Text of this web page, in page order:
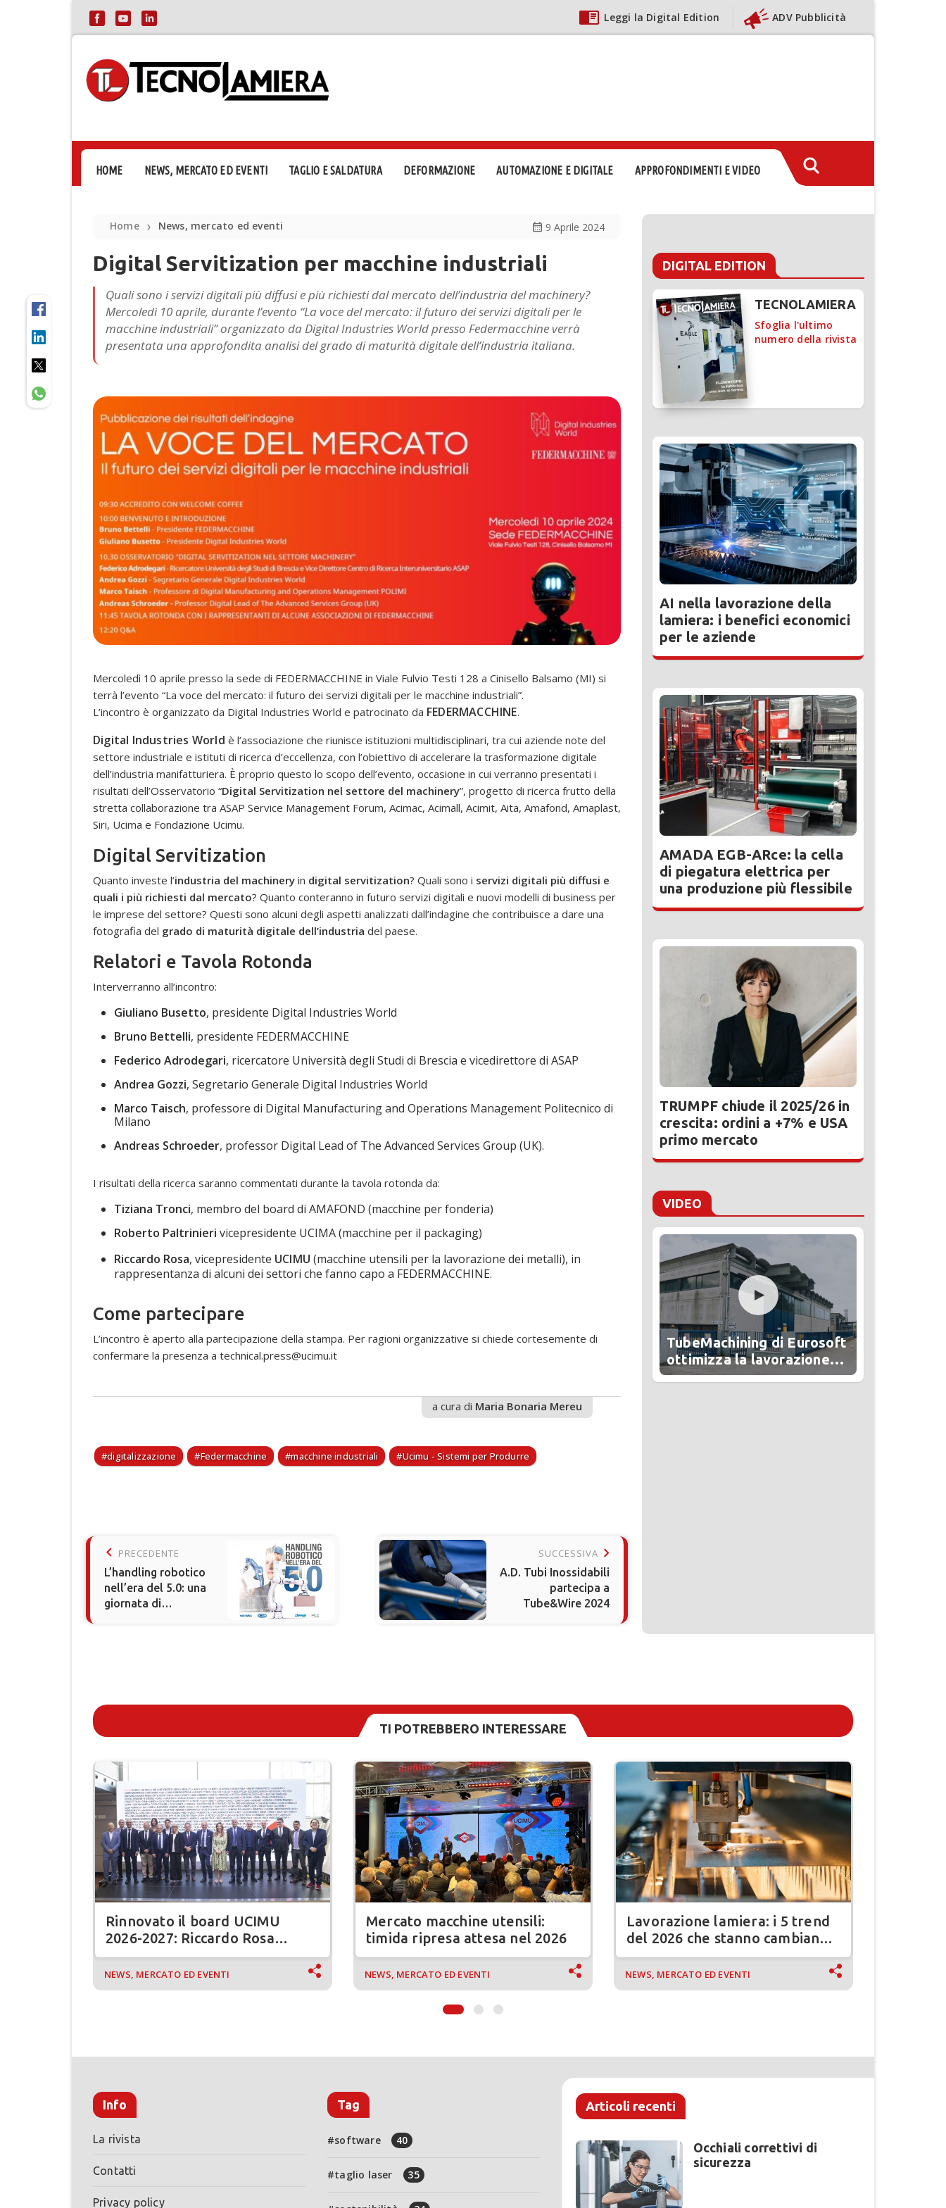
Leggi la Digital Edition ADV Pubblicità
HOME NEWS, MERCATO ED EVENTI TAGLIO E SALDATURA DEFORMAZIONE AUTOMAZIONE E DIGITALE APPROFONDIMENTI E VIDEO
Home ❯ News, mercato ed eventi calendar_month 9 Aprile 2024
Digital Servitization per macchine industriali
Quali sono i servizi digitali più diffusi e più richiesti dal mercato dell’industria del machinery?
Mercoledì 10 aprile, durante l’evento “La voce del mercato: il futuro dei servizi digitali per le
macchine industriali” organizzato da Digital Industries World presso Federmacchine verrà
presentata una approfondita analisi del grado di maturità digitale dell’industria italiana.
Mercoledì 10 aprile presso la sede di FEDERMACCHINE in Viale Fulvio Testi 128 a Cinisello Balsamo (MI) si
terrà l’evento “La voce del mercato: il futuro dei servizi digitali per le macchine industriali”.
L’incontro è organizzato da Digital Industries World e patrocinato da FEDERMACCHINE.
Digital Industries World è l’associazione che riunisce istituzioni multidisciplinari, tra cui aziende note del
settore industriale e istituti di ricerca d’eccellenza, con l’obiettivo di accelerare la trasformazione digitale
dell’industria manifatturiera. È proprio questo lo scopo dell’evento, occasione in cui verranno presentati i
risultati dell’Osservatorio “Digital Servitization nel settore del machinery”, progetto di ricerca frutto della
stretta collaborazione tra ASAP Service Management Forum, Acimac, Acimall, Acimit, Aita, Amafond, Amaplast,
Siri, Ucima e Fondazione Ucimu.
Digital Servitization
Quanto investe l’industria del machinery in digital servitization? Quali sono i servizi digitali più diffusi e
quali i più richiesti dal mercato? Quanto conteranno in futuro servizi digitali e nuovi modelli di business per
le imprese del settore? Questi sono alcuni degli aspetti analizzati dall’indagine che contribuisce a dare una
fotografia del grado di maturità digitale dell’industria del paese.
Relatori e Tavola Rotonda
Interverranno all’incontro:
Giuliano Busetto, presidente Digital Industries World
Bruno Bettelli, presidente FEDERMACCHINE
Federico Adrodegari, ricercatore Università degli Studi di Brescia e vicedirettore di ASAP
Andrea Gozzi, Segretario Generale Digital Industries World
Marco Taisch, professore di Digital Manufacturing and Operations Management Politecnico di
Milano
Andreas Schroeder, professor Digital Lead of The Advanced Services Group (UK).
I risultati della ricerca saranno commentati durante la tavola rotonda da:
Tiziana Tronci, membro del board di AMAFOND (macchine per fonderia)
Roberto Paltrinieri vicepresidente UCIMA (macchine per il packaging)
Riccardo Rosa, vicepresidente UCIMU (macchine utensili per la lavorazione dei metalli), in
rappresentanza di alcuni dei settori che fanno capo a FEDERMACCHINE.
Come partecipare
L’incontro è aperto alla partecipazione della stampa. Per ragioni organizzative si chiede cortesemente di
confermare la presenza a technical.press@ucimu.it
a cura di Maria Bonaria Mereu
digitalizzazione Federmacchine macchine industriali Ucimu - Sistemi per Produrre
keyboard_arrow_left PRECEDENTE
L’handling robotico
nell’era del 5.0: una
giornata di
SUCCESSIVA keyboard_arrow_right
A.D. Tubi Inossidabili
partecipa a
Tube&Wire 2024
DIGITAL EDITION
TECNOLAMIERA
Sfoglia l'ultimo
numero della rivista
AI nella lavorazione della
lamiera: i benefici economici
per le aziende
AMADA EGB-ARce: la cella
di piegatura elettrica per
una produzione più flessibile
TRUMPF chiude il 2025/26 in
crescita: ordini a +7% e USA
primo mercato
VIDEO
TubeMachining di Eurosoft
ottimizza la lavorazione
del tubo in Alesa
TI POTREBBERO INTERESSARE
Rinnovato il board UCIMU
2026-2027: Riccardo Rosa
confermato presidente
NEWS, MERCATO ED EVENTI
Mercato macchine utensili:
timida ripresa attesa nel 2026
NEWS, MERCATO ED EVENTI
Lavorazione lamiera: i 5 trend
del 2026 che stanno cambiando
il settore
NEWS, MERCATO ED EVENTI
Info
La rivista
Contatti
Privacy policy
Tag
software 40
taglio laser 35
Articoli recenti
Occhiali correttivi di
sicurezza